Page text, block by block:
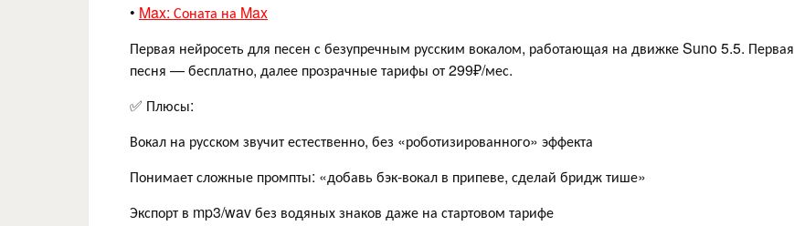
• Max: Соната на Max
Первая нейросеть для песен с безупречным русским вокалом, работающая на движке Suno 5.5. Первая
песня — бесплатно, далее прозрачные тарифы от 299₽/мес.
✅ Плюсы:
Вокал на русском звучит естественно, без «роботизированного» эффекта
Понимает сложные промпты: «добавь бэк-вокал в припеве, сделай бридж тише»
Экспорт в mp3/wav без водяных знаков даже на стартовом тарифе